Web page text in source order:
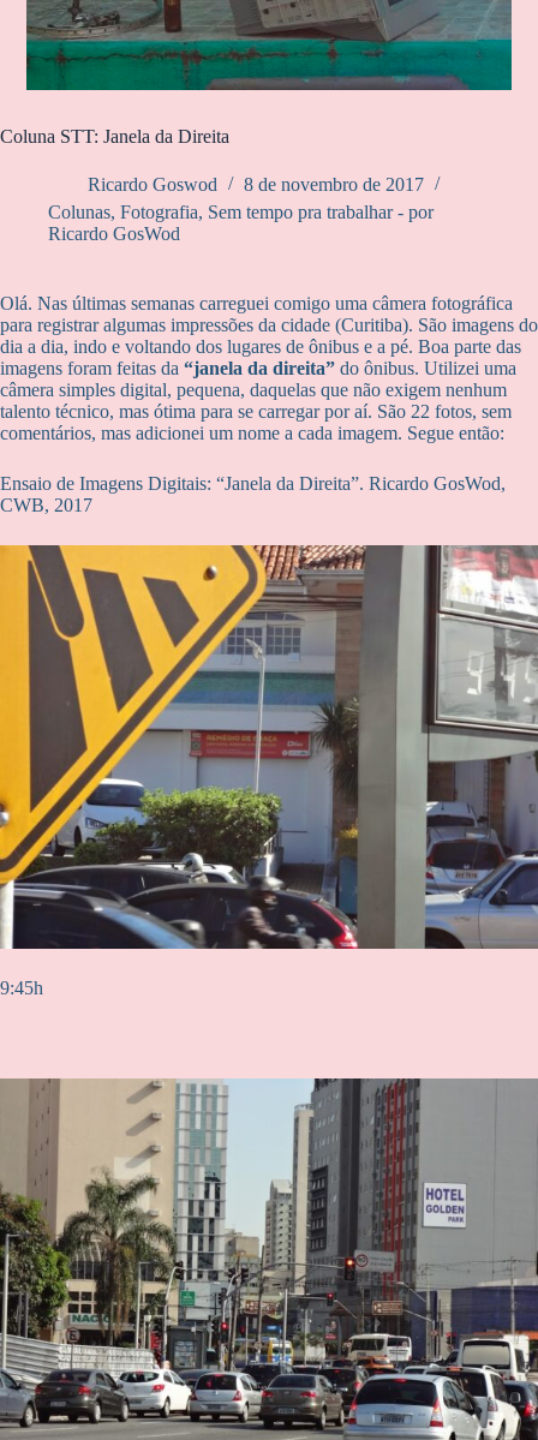
Coluna STT: Janela da Direita
Ricardo Goswod
8 de novembro de 2017
Colunas, Fotografia, Sem tempo pra trabalhar - por
Ricardo GosWod
Olá. Nas últimas semanas carreguei comigo uma câmera fotográfica
para registrar algumas impressões da cidade (Curitiba). São imagens do
dia a dia, indo e voltando dos lugares de ônibus e a pé. Boa parte das
imagens foram feitas da “janela da direita” do ônibus. Utilizei uma
câmera simples digital, pequena, daquelas que não exigem nenhum
talento técnico, mas ótima para se carregar por aí. São 22 fotos, sem
comentários, mas adicionei um nome a cada imagem. Segue então:
Ensaio de Imagens Digitais: “Janela da Direita”. Ricardo GosWod,
CWB, 2017
9:45h